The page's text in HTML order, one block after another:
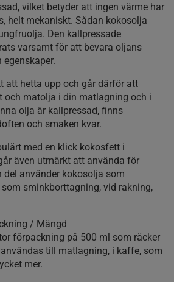
vilket betyder att ingen värme har
helt mekaniskt. Sådan kokosolja
Den kallpressade
varsamt för att bevara oljans
att hetta upp och går därför att
och matolja i din matlagning och i
olja är kallpressad, finns
och smaken kvar.
med en klick kokosfett i
även utmärkt att använda för
del använder kokosolja som
sminkborttagning, vid rakning,
/ Mängd
förpackning på 500 ml som räcker
till matlagning, i kaffe, som
mer.